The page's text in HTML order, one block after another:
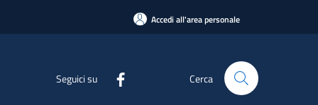
Accedi all'area personale
Seguici su Cerca